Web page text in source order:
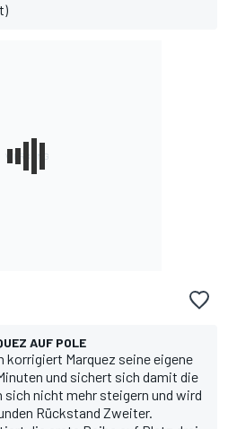
AUF POLE
korrigiert Marquez seine eigene
und sichert sich damit die
sich nicht mehr steigern und wird
Rückstand Zweiter.